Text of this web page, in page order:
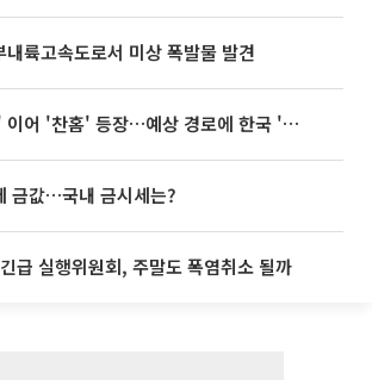
내륙고속도로서 미상 폭발물 발견
태풍 '돌핀' 이어 '찬홈' 등장…예상 경로에 한국 '한숨'
금값…국내 금시세는?
급 실행위원회, 주말도 폭염취소 될까